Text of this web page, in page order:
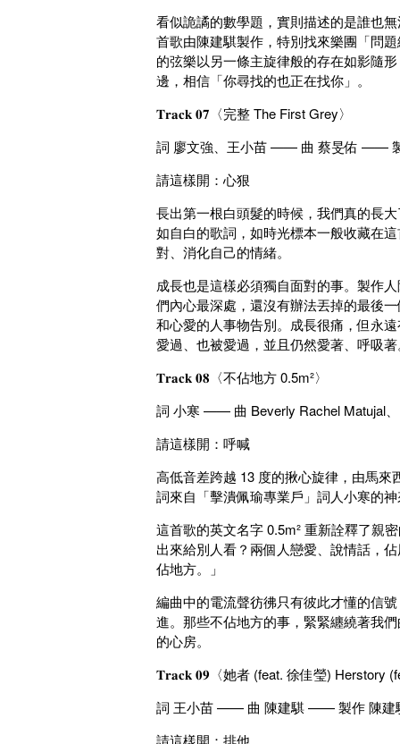
看似詭譎的數學題，實則描述的是誰也
首歌由陳建騏製作，特別找來樂團「問
的弦樂以另一條主旋律般的存在如影隨
邊，相信「你尋找的也正在找你」。
𝐓𝐫𝐚𝐜𝐤 𝟎𝟕〈完整 The First Grey〉
詞 廖文強、王小苗 —— 曲 蔡旻佑 ——
請這樣開：心狠
長出第一根白頭髮的時候，我們真的長
如自白的歌詞，如時光標本一般收藏在
對、消化自己的情緒。
成長也是這樣必須獨自面對的事。製作
們內心最深處，還沒有辦法丟掉的最後
和心愛的人事物告別。成長很痛，但永
愛過、也被愛過，並且仍然愛著、呼吸
𝐓𝐫𝐚𝐜𝐤 𝟎𝟖〈不佔地方 0.5m²〉
詞 小寒 —— 曲 Beverly Rachel Matujal
請這樣開：呼喊
高低音差跨越 13 度的揪心旋律，由馬來
詞來自「擊潰佩瑜專業戶」詞人小寒的
這首歌的英文名字 0.5m² 重新詮釋了親
出來給別人看？兩個人戀愛、說情話，
佔地方。」
編曲中的電流聲彷彿只有彼此才懂的信
進。那些不佔地方的事，緊緊纏繞著我
的心房。
𝐓𝐫𝐚𝐜𝐤 𝟎𝟗〈她者 (feat. 徐佳瑩) Herstory
詞 王小苗 —— 曲 陳建騏 —— 製作 陳建
請這樣開：排他